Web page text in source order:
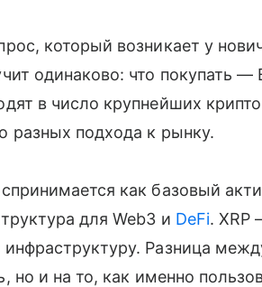
который возникает у
одинаково: что покупать
в число крупнейших
разных подхода к рынку.
как базовый
для Web3 и DeFi. XRP
Разница
но и на то, как именно